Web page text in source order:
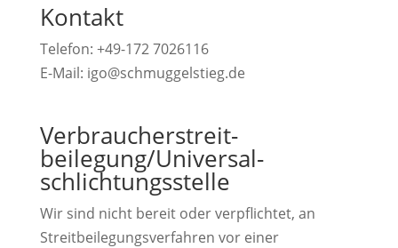
Kontakt
Telefon: +49-172 7026116
E-Mail: igo@schmuggelstieg.de
Verbraucher­streit­
beilegung/Universal­
schlichtungs­stelle
Wir sind nicht bereit oder verpflichtet, an
Streitbeilegungsverfahren vor einer